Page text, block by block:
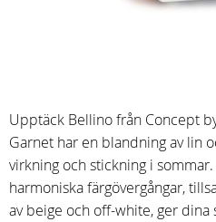
Upptäck Bellino från Concept
Garnet har en blandning av lin
virkning och stickning i
harmoniska färgövergångar,
av beige och off-white, ger dina